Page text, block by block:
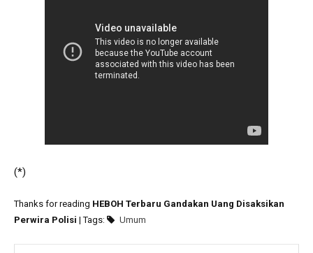
(*)
Thanks for reading HEBOH Terbaru Gandakan Uang Disaksikan
Perwira Polisi | Tags: Umum